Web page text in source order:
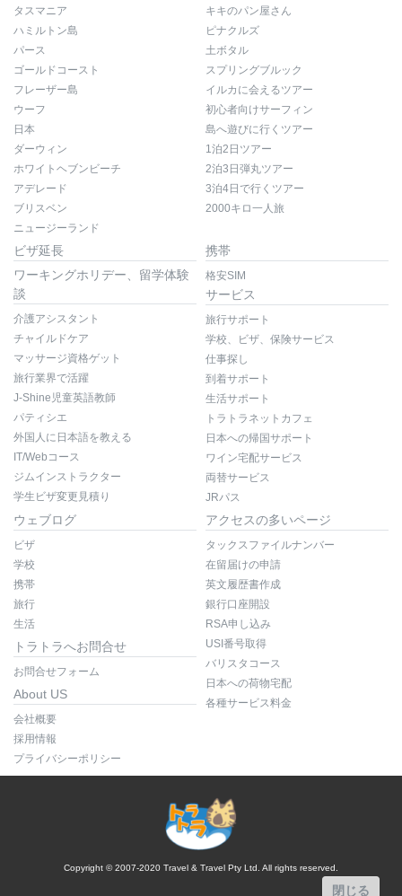
タスマニア
ハミルトン島
パース
ゴールドコースト
フレーザー島
ウーフ
日本
ダーウィン
ホワイトヘブンビーチ
アデレード
ブリスベン
ニュージーランド
キキのパン屋さん
ピナクルズ
土ボタル
スプリングブルック
イルカに会えるツアー
初心者向けサーフィン
島へ遊びに行くツアー
1泊2日ツアー
2泊3日弾丸ツアー
3泊4日で行くツアー
2000キロ一人旅
ビザ延長
ワーキングホリデー、留学体験
談
介護アシスタント
チャイルドケア
マッサージ資格ゲット
旅行業界で活躍
J-Shine児童英語教師
パティシエ
外国人に日本語を教える
IT/Webコース
ジムインストラクター
学生ビザ変更見積り
携帯
格安SIM
サービス
旅行サポート
学校、ビザ、保険サービス
仕事探し
到着サポート
生活サポート
トラトラネットカフェ
日本への帰国サポート
ワイン宅配サービス
両替サービス
JRパス
ウェブログ
ビザ
学校
携帯
旅行
生活
トラトラへお問合せ
お問合せフォーム
About US
会社概要
採用情報
プライバシーポリシー
アクセスの多いページ
タックスファイルナンバー
在留届けの申請
英文履歴書作成
銀行口座開設
RSA申し込み
USI番号取得
バリスタコース
日本への荷物宅配
各種サービス料金
Copyright © 2007-2020 Travel & Travel Pty Ltd. All rights reserved.
閉じる